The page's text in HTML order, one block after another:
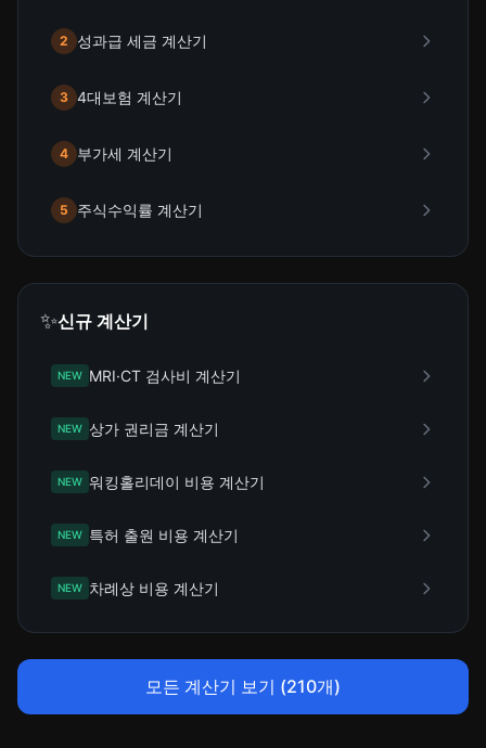
2 성과급 세금 계산기
3 4대보험 계산기
4 부가세 계산기
5 주식수익률 계산기
✨신규 계산기
NEW MRI·CT 검사비 계산기
NEW 상가 권리금 계산기
NEW 워킹홀리데이 비용 계산기
NEW 특허 출원 비용 계산기
NEW 차례상 비용 계산기
모든 계산기 보기 (210개)